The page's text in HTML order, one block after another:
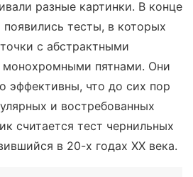
разные картинки. В конце
появились тесты, в которых
с абстрактными
монохромными пятнами. Они
эффективны, что до сих пор
и востребованных
считается тест чернильных
в 20-х годах XX века.